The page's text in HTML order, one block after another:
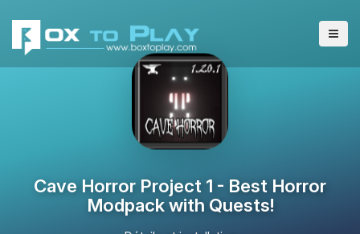
Cave Horror Project 1 - Best Horror
Modpack with Quests!